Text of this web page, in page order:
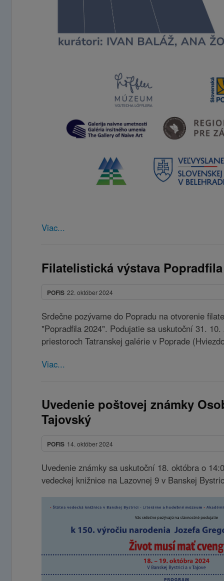
Viac...
Filatelistická výstava Popradfila
POFIS 22. október 2024
Srdečne pozývame do Popradu na otvorenie
"Popradfila 2024". Podujatie sa uskutoční 31.
priestoroch Tatranskej galérie v Poprade
Viac...
Uvedenie poštovej známky
Tajovský
POFIS 14. október 2024
Uvedenie známky sa uskutoční 18. októbra o
vedeckej knižnice na Lazovnej 9 v Banskej